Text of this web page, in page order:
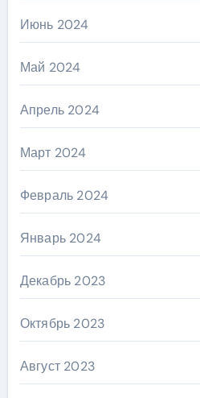
Июнь 2024
Май 2024
Апрель 2024
Март 2024
Февраль 2024
Январь 2024
Декабрь 2023
Октябрь 2023
Август 2023